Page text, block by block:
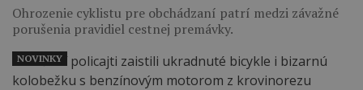
Ohrozenie cyklistu pre obchádzaní patrí medzi závažné
porušenia pravidiel cestnej premávky.
NOVINKY